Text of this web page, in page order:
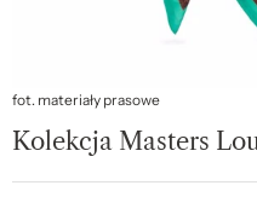
fot. materiały prasowe
Kolekcja Masters